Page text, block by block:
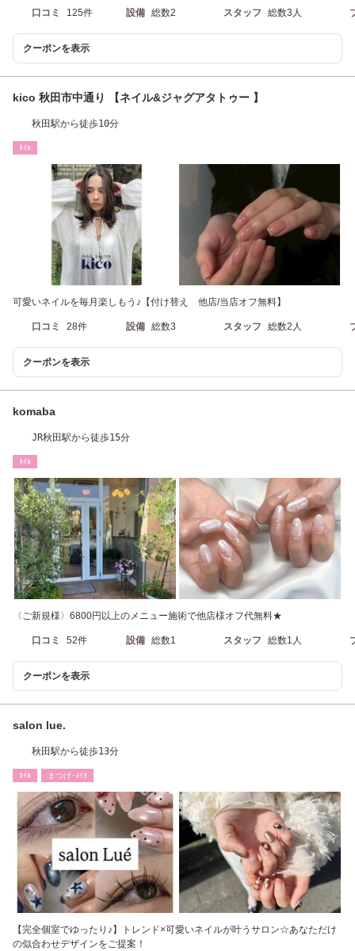
口コミ 125件 設備 総数2 スタッフ 総数3人
クーポンを表示
kico 秋田市中通り 【ネイル&ジャグアタトゥー 】
秋田駅から徒歩10分
ﾈｲﾙ
可愛いネイルを毎月楽しもう♪【付け替え 他店/当店オフ無料】
口コミ 28件 設備 総数3 スタッフ 総数2人
クーポンを表示
komaba
JR秋田駅から徒歩15分
ﾈｲﾙ
〈ご新規様〉6800円以上のメニュー施術で他店様オフ代無料★
口コミ 52件 設備 総数1 スタッフ 総数1人
クーポンを表示
salon lue.
秋田駅から徒歩13分
ﾈｲﾙ まつげ･ﾒｲｸ
【完全個室でゆったり♪】トレンド×可愛いネイルが叶うサロン☆あなただけ
の似合わせデザインをご提案！